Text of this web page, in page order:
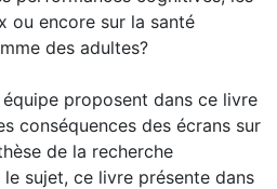
ou encore sur la santé
des adultes?
proposent dans ce livre
conséquences des écrans sur
de la recherche
sujet, ce livre présente dans